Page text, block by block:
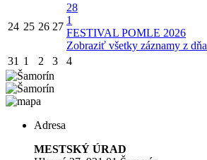
24 25 26 27
28
1
FESTIVAL POMLE 2026
Zobraziť všetky záznamy z dňa
31 1 2 3 4
Adresa
MESTSKÝ ÚRAD